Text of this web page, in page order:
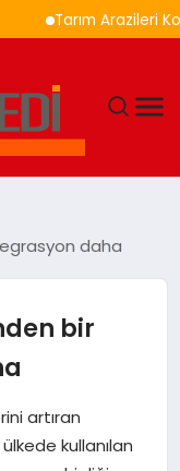
Tarım Arazileri
daha
bir
artıran
kullanılan